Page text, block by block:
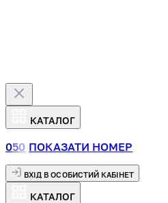
КАТАЛОГ
050 ПОКАЗАТИ НОМЕР
ВХІД В ОСОБИСТИЙ КАБІНЕТ
КАТАЛОГ